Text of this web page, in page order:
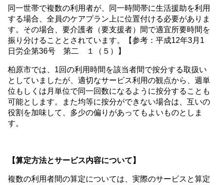
同一世帯で複数の利用者が、同一時間帯に生活援助を利用
する場合、全員のケアプラン上に位置付ける必要がありま
す。その場合、要介護者（要支援者）間で適宜所要時間を
振り分けることとされています。【参考：平成12年3月1
日労企第36号 第二 １（５）】
柏原市では、1回の利用時間を該当者間で按分する取扱い
としていましたが、適切なサービス利用の観点から、週単
位もしくは月単位で同一回数になるように按分することも
可能とします。また均等に按分ができない場合は、互いの
役割を加味して、多少の偏りがあってもよいものとしま
す。
【算定方法とサービス内容について】
複数の利用者間の算定については、実際のサービスと算定